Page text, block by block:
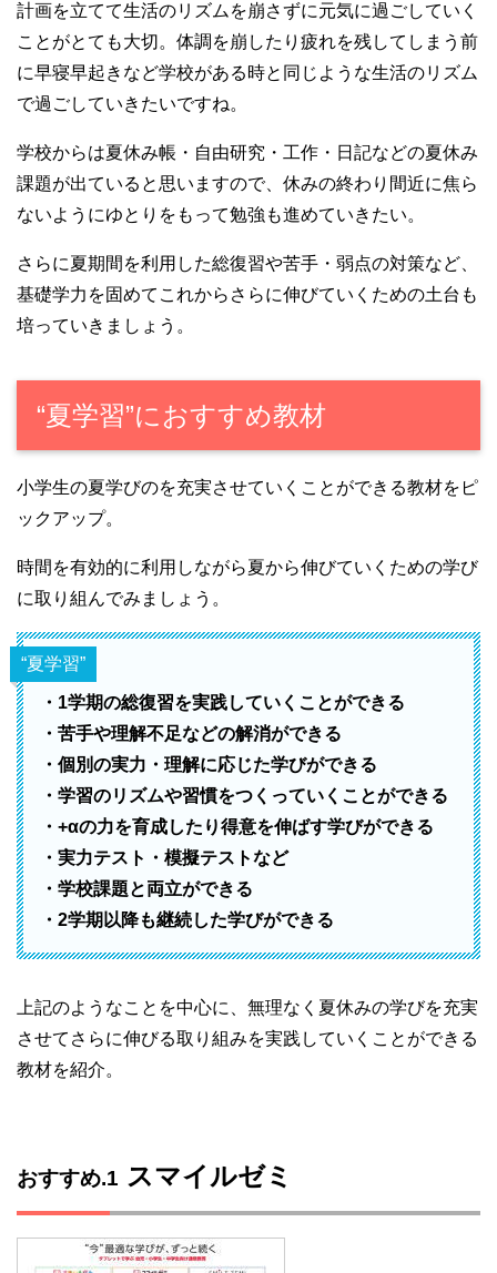
計画を立てて生活のリズムを崩さずに元気に過ごしていく
ことがとても大切。体調を崩したり疲れを残してしまう前
に早寝早起きなど学校がある時と同じような生活のリズム
で過ごしていきたいですね。
学校からは夏休み帳・自由研究・工作・日記などの夏休み
課題が出ていると思いますので、休みの終わり間近に焦ら
ないようにゆとりをもって勉強も進めていきたい。
さらに夏期間を利用した総復習や苦手・弱点の対策など、
基礎学力を固めてこれからさらに伸びていくための土台も
培っていきましょう。
“夏学習”におすすめ教材
小学生の夏学びのを充実させていくことができる教材をピ
ックアップ。
時間を有効的に利用しながら夏から伸びていくための学び
に取り組んでみましょう。
“夏学習”
・1学期の総復習を実践していくことができる
・苦手や理解不足などの解消ができる
・個別の実力・理解に応じた学びができる
・学習のリズムや習慣をつくっていくことができる
・+αの力を育成したり得意を伸ばす学びができる
・実力テスト・模擬テストなど
・学校課題と両立ができる
・2学期以降も継続した学びができる
上記のようなことを中心に、無理なく夏休みの学びを充実
させてさらに伸びる取り組みを実践していくことができる
教材を紹介。
おすすめ.1 スマイルゼミ